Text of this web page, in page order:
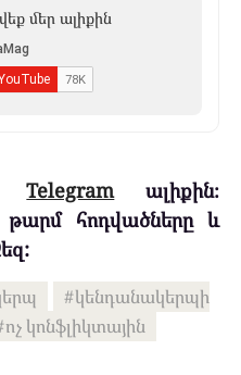
մեր ալիքին
Telegramալիքին։
թարմ հոդվածները և
կենդանակերպի
ոչ կոնֆլիկտային